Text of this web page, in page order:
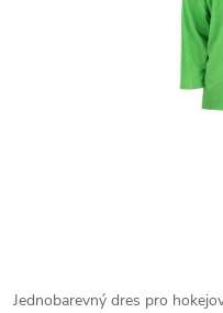
Jednobarevný dres pro